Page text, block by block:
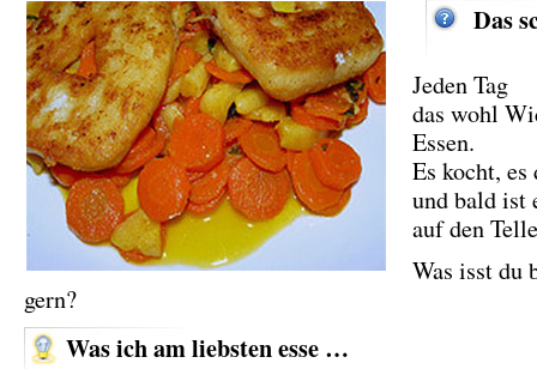
Das
Jeden Tag
das wohl
Essen.
Es kocht,
und bald ist
auf den
Was isst du
gern?
Was ich am liebsten esse …